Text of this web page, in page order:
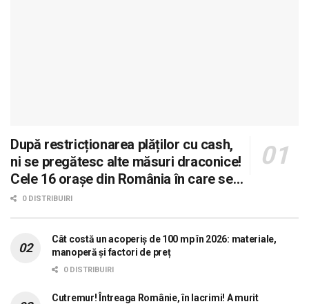
După restricționarea plăților cu cash,
ni se pregătesc alte măsuri draconice!
Cele 16 orașe din România în care se
dorește aplicarea sistemului 0 carne, 0
0 DISTRIBUIRI
Cât costă un acoperiș de 100 mp în 2026: materiale,
manoperă și factori de preț
0 DISTRIBUIRI
Cutremur! Întreaga Românie, în lacrimi! A murit